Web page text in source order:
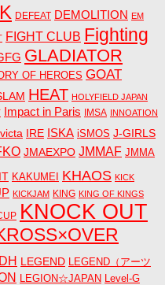
DEFEAT DEMOLITION EM
FIGHT CLUB Fighting
GLADIATOR
OF HEROES GOAT
HEAT HOLYFIELD JAPAN
Impact in Paris IMSA INNOATION
IRE ISKA iSMOS J-GIRLS
JMAEXPO JMMAF JMMA
KAKUMEI KHAOS KICK
KICKJAM KING KING OF KINGS
KNOCK OUT
LEGEND LEGEND（アーツ
LEGION☆JAPAN Level-G